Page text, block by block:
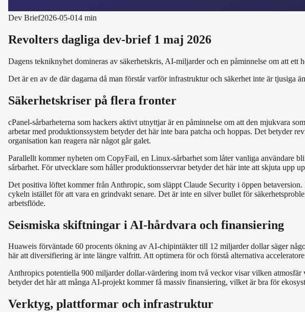
Dev Brief2026-05-014 min
Revolters dagliga dev-brief 1 maj 2026
Dagens tekniknyhet domineras av säkerhetskris, AI-miljarder och en påminnelse om att
Det är en av de där dagarna då man förstår varför infrastruktur och säkerhet inte är tjusiga
Säkerhetskriser på flera fronter
cPanel-sårbarheterna som hackers aktivt utnyttjar är en påminnelse om att den mjukvara
arbetar med produktionssystem betyder det här inte bara patcha och hoppas. Det betyder
organisation kan reagera när något går galet.
Parallellt kommer nyheten om CopyFail, en Linux-sårbarhet som låter vanliga användare
sårbarhet. För utvecklare som håller produktionsservrar betyder det här inte att skjuta upp
Det positiva löftet kommer från Anthropic, som släppt Claude Security i öppen
cykeln istället för att vara en grindvakt senare. Det är inte en silver bullet för
arbetsflöde.
Seismiska skiftningar i AI-hårdvara och finansiering
Huaweis förväntade 60 procents ökning av AI-chipintäkter till 12 miljarder dollar säger
här att diversifiering är inte längre valfritt. Att optimera för och förstå alternativa
Anthropics potentiella 900 miljarder dollar-värdering inom två veckor visar vilken
betyder det här att många AI-projekt kommer få massiv finansiering, vilket är bra för
Verktyg, plattformar och infrastruktur